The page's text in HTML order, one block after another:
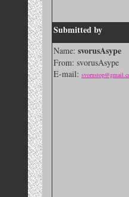
Submitted by
Name: svorusAsype
From: svorusAsype
E-mail: